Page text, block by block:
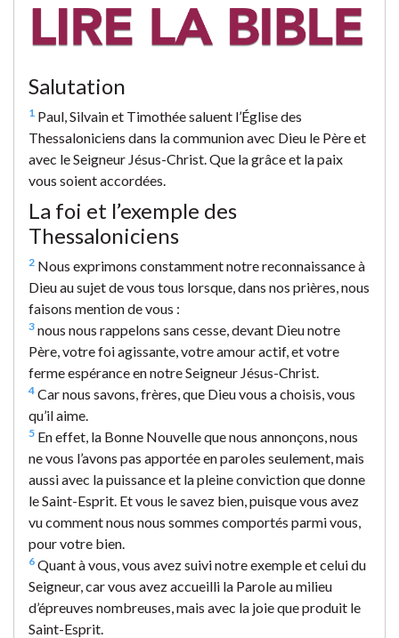
Salutation
1 Paul, Silvain et Timothée saluent l’Église des
Thessaloniciens dans la communion avec Dieu le Père et
avec le Seigneur Jésus-Christ. Que la grâce et la paix
vous soient accordées.
La foi et l’exemple des
Thessaloniciens
2 Nous exprimons constamment notre reconnaissance à
Dieu au sujet de vous tous lorsque, dans nos prières, nous
faisons mention de vous :
3 nous nous rappelons sans cesse, devant Dieu notre
Père, votre foi agissante, votre amour actif, et votre
ferme espérance en notre Seigneur Jésus-Christ.
4 Car nous savons, frères, que Dieu vous a choisis, vous
qu’il aime.
5 En effet, la Bonne Nouvelle que nous annonçons, nous
ne vous l’avons pas apportée en paroles seulement, mais
aussi avec la puissance et la pleine conviction que donne
le Saint-Esprit. Et vous le savez bien, puisque vous avez
vu comment nous nous sommes comportés parmi vous,
pour votre bien.
6 Quant à vous, vous avez suivi notre exemple et celui du
Seigneur, car vous avez accueilli la Parole au milieu
d’épreuves nombreuses, mais avec la joie que produit le
Saint-Esprit.